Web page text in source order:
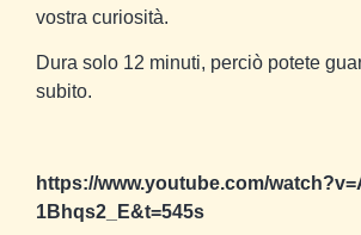
vostra curiosità.
Dura solo 12 minuti, perciò potete
subito.
https://www.youtube.com/
1Bhqs2_E&t=545s